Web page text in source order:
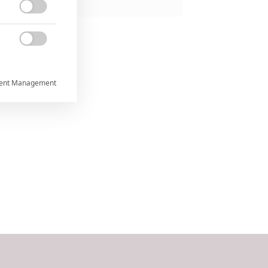

Management